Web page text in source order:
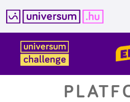
tartalomba